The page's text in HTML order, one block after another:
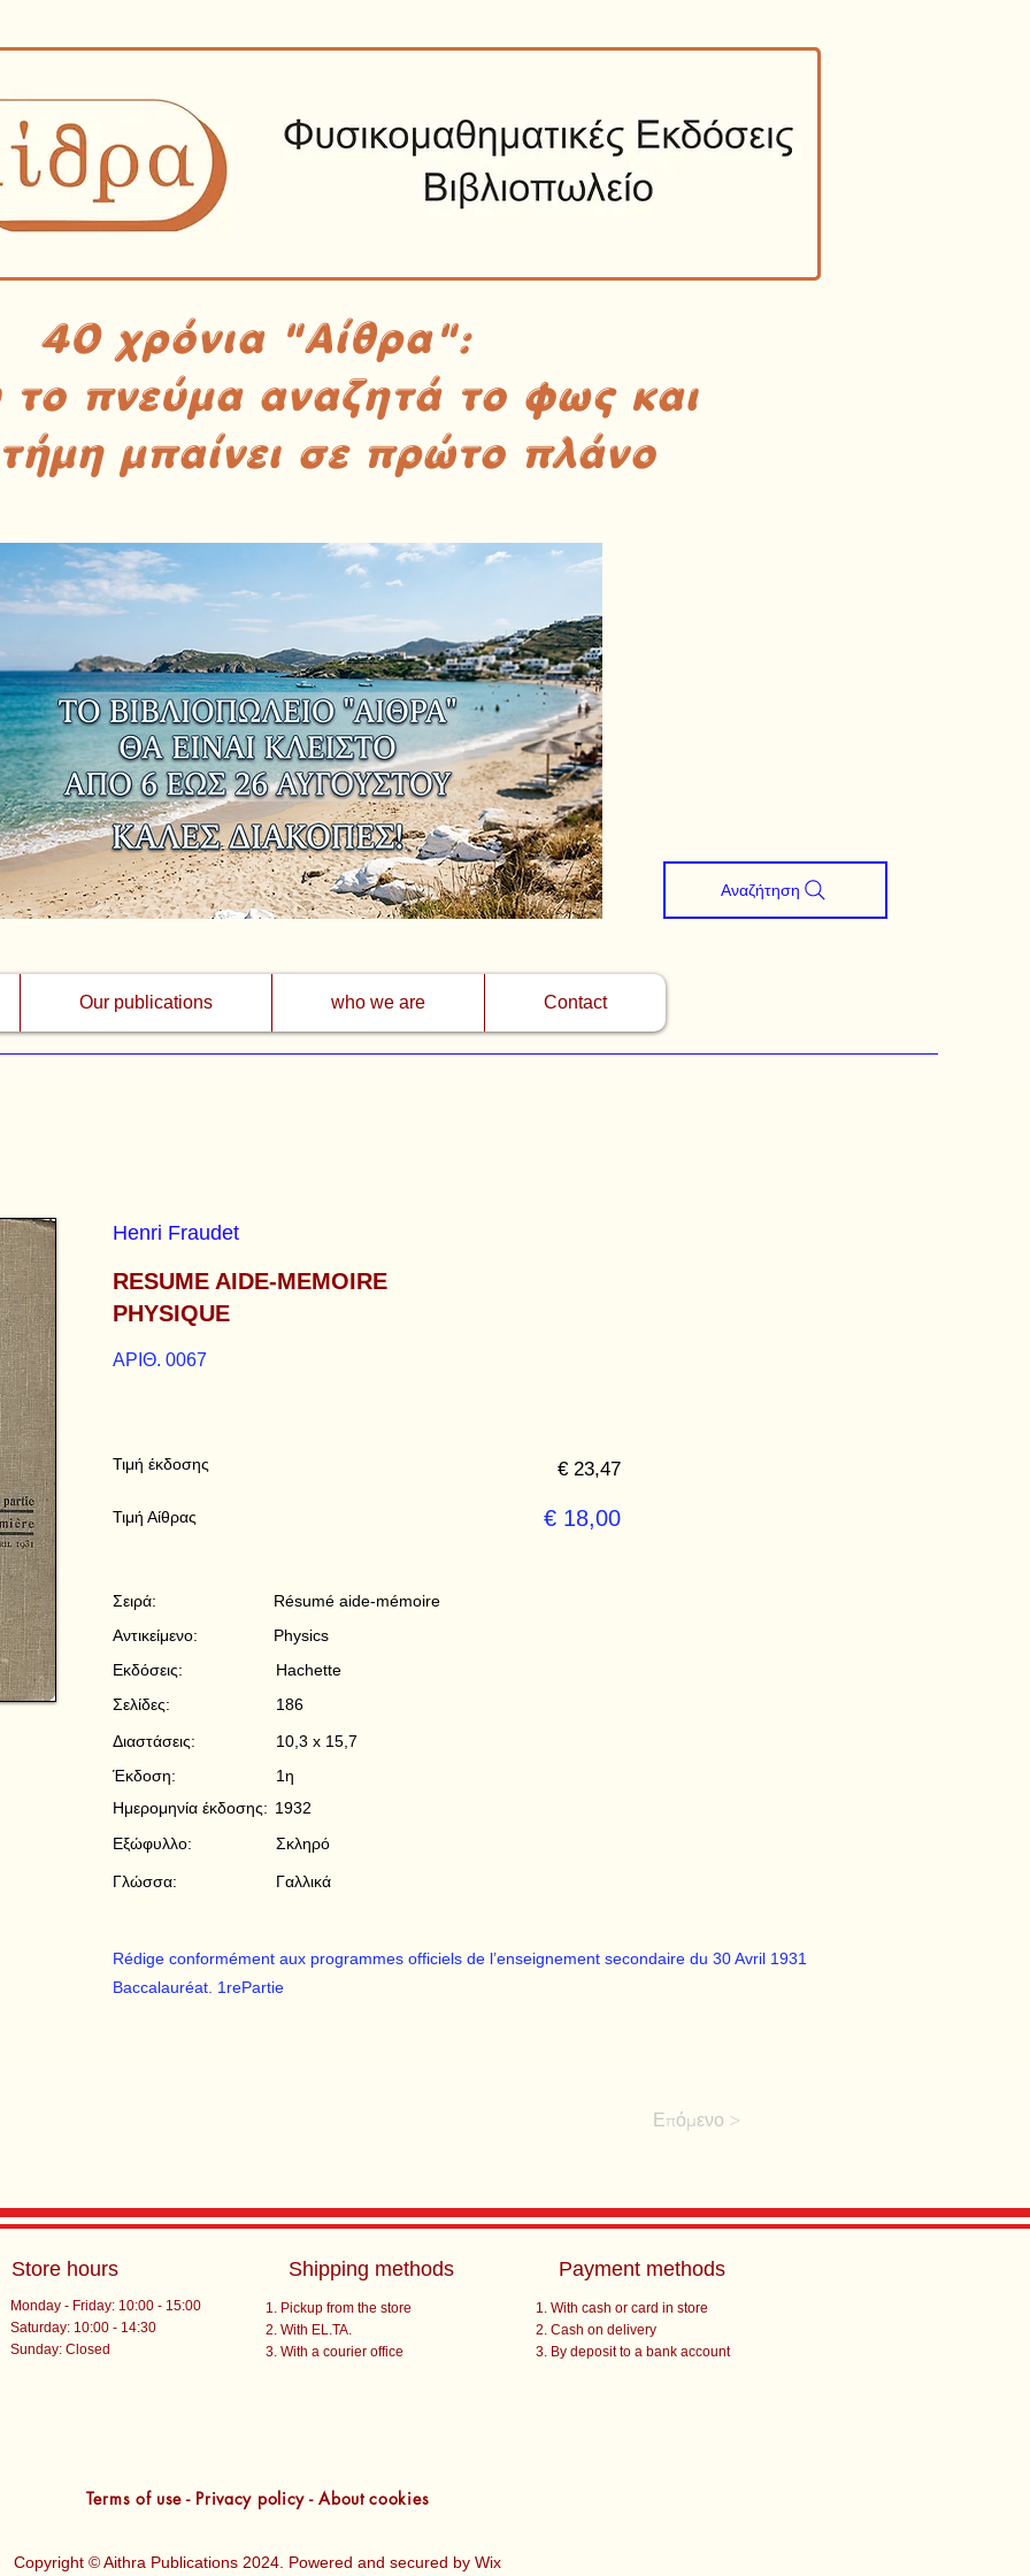
40 χρόνια "Αίθρα":
το πνεύμα αναζητά το φως και
μπαίνει σε πρώτο πλάνο
Our publications who we are Contact
Αναζήτηση
Henri Fraudet
RESUME AIDE-MEMOIRE
PHYSIQUE
ΑΡΙΘ. 0067
Τιμή έκδοσης
Τιμή Αίθρας
€ 23,47
€ 18,00
Résumé aide-mémoire
Physics
Hachette
186
10,3 x 15,7
1η
1932
Σκληρό
Γαλλικά
Σειρά:
Αντικείμενο:
Εκδόσεις:
Σελίδες:
Διαστάσεις:
Έκδοση:
Ημερομηνία έκδοσης:
Εξώφυλλο:
Γλώσσα:
Rédige conformément aux programmes officiels de l’enseignement secondaire du 30 Avril 1931
Baccalauréat. 1rePartie
Επόμενο >
Store hours
Monday - Friday: 10:00 - 15:00
Saturday: 10:00 - 14:30
​Sunday: Closed
Shipping methods
Pickup from the store
With EL.TA.
With a courier office
Payment methods
With cash or card in store
Cash on delivery
By deposit to a bank account
Terms of use - Privacy policy - About cookies
Copyright © Aithra Publications 2024. Powered and secured by Wix